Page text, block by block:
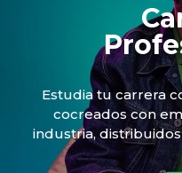
Estudia tu carrera
cocreados con
industria,